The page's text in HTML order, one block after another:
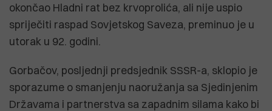
okončao Hladni rat bez krvoprolića, ali nije uspio
spriječiti raspad Sovjetskog Saveza, preminuo je u
utorak u 92. godini.
Gorbačov, posljednji predsjednik SSSR-a, sklopio je
sporazume o smanjenju naoružanja sa Sjedinjenim
Državama i partnerstva sa zapadnim silama kako bi